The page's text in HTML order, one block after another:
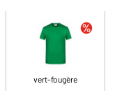
vert-fougère